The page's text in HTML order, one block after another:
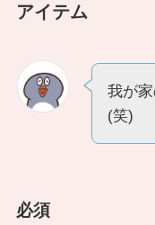
アイテム
我が
(笑)
必須